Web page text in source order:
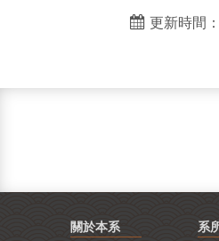
更新時間
關於本系
系